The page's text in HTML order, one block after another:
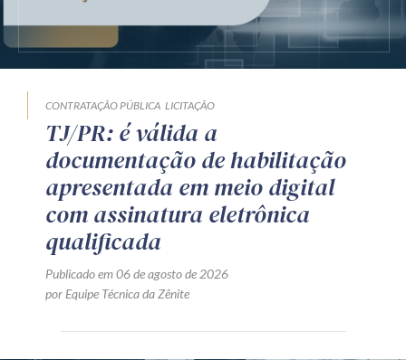
CONTRATAÇÃO PÚBLICA LICITAÇÃO
TJ/PR: é válida a
documentação de habilitação
apresentada em meio digital
com assinatura eletrônica
qualificada
Publicado em 06 de agosto de 2026
por Equipe Técnica da Zênite